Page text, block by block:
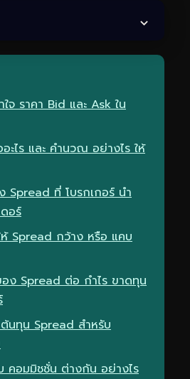
ใจ ราคา Bid และ Ask ใน
ะไร และ คำนวณ อย่างไร ให้
Spread ที่ โบรกเกอร์ นำ
อร์
Spread กว้าง หรือ แคบ
ง Spread ต่อ กำไร ขาดทุน
นทุน Spread สำหรับ
คอมมิชชั่น ต่างกัน อย่างไร